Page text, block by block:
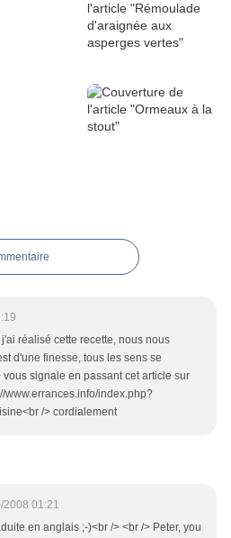
réalisé cette recette, nous nous
d'une finesse, tous les sens se
signale en passant cet article sur
www.errances.info/index.php?
/> cordialement
2008 01:21
en anglais ;-)<br /> <br /> Peter, you